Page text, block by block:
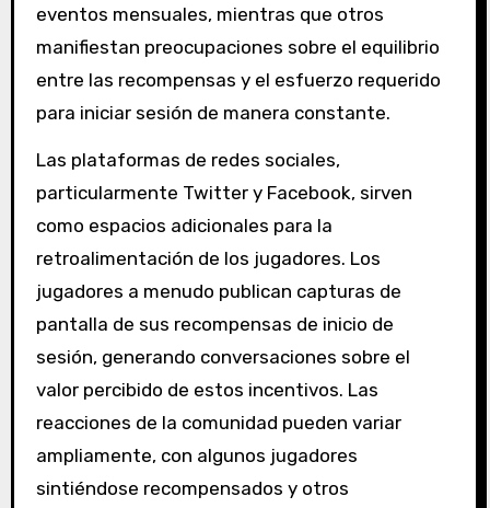
eventos mensuales, mientras que otros
manifiestan preocupaciones sobre el equilibrio
entre las recompensas y el esfuerzo requerido
para iniciar sesión de manera constante.
Las plataformas de redes sociales,
particularmente Twitter y Facebook, sirven
como espacios adicionales para la
retroalimentación de los jugadores. Los
jugadores a menudo publican capturas de
pantalla de sus recompensas de inicio de
sesión, generando conversaciones sobre el
valor percibido de estos incentivos. Las
reacciones de la comunidad pueden variar
ampliamente, con algunos jugadores
sintiéndose recompensados y otros